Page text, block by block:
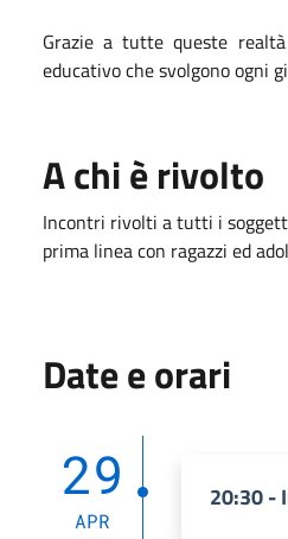
Grazie a tutte queste
educativo che svolgono ogni
A chi è rivolto
Incontri rivolti a tutti i
prima linea con ragazzi ed
Date e orari
29
APR
20:30 -